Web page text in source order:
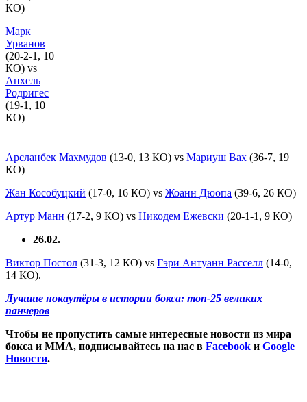
КО)
Марк
Урванов
(20-2-1, 10
КО) vs
Анхель
Родригес
(19-1, 10
КО)
Арсланбек Махмудов (13-0, 13 КО) vs Мариуш Вах (36-7, 19
КО)
Жан Кособуцкий (17-0, 16 КО) vs Жоанн Дюопа (39-6, 26 КО)
Артур Манн (17-2, 9 КО) vs Никодем Ежевски (20-1-1, 9 КО)
26.02.
Виктор Постол (31-3, 12 КО) vs Гэри Антуанн Расселл (14-0,
14 КО).
Лучшие нокаутёры в истории бокса: топ-25 великих
панчеров
Чтобы не пропустить самые интересные новости из мира
бокса и ММА, подписывайтесь на нас в Facebook и Google
Новости.